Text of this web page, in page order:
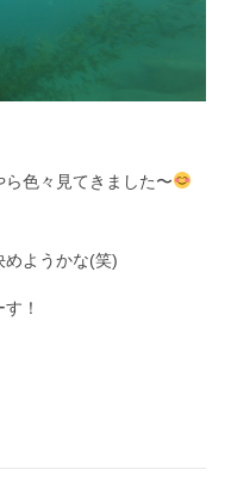
色々見てきました〜
めようかな(笑)
！